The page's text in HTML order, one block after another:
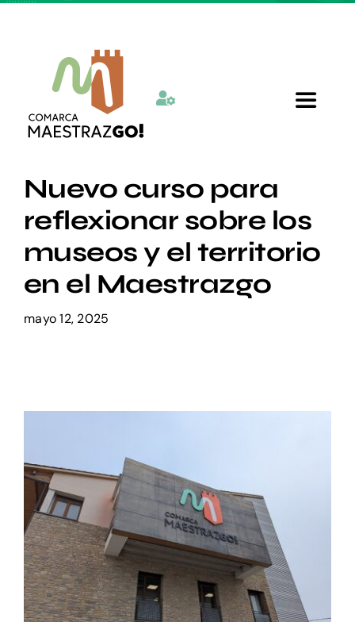
Toggle
Quienes somos
Departamentos
Nuevo curso para
reflexionar sobre los
museos y el territorio
en el Maestrazgo
mayo 12, 2025